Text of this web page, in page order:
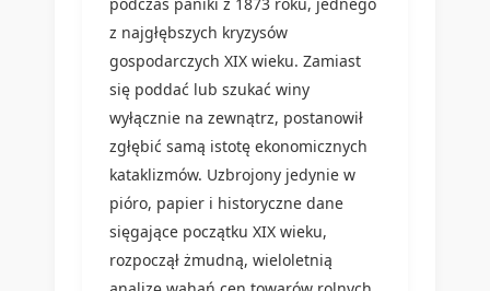
z najgłębszych kryzysów
gospodarczych XIX wieku. Zamiast
się poddać lub szukać winy
wyłącznie na zewnątrz, postanowił
zgłębić samą istotę ekonomicznych
kataklizmów. Uzbrojony jedynie w
pióro, papier i historyczne dane
sięgające początku XIX wieku,
rozpoczął żmudną, wieloletnią